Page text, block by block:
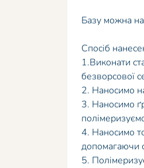
Базу можна
Спосіб
1.Виконати
безворсової
2. Наносимо
3. Наносимо
4. Наносимо
допомагаючи
5.